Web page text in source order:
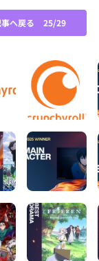
へ戻る 25/29